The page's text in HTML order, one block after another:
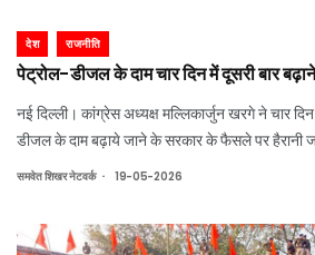
देश राजनीति
पेट्रोल-डीजल के दाम चार दिन में दूसरी बार
नई दिल्ली। कांग्रेस अध्यक्ष मल्लिकार्जुन खरगे ने चार
डीजल के दाम बढ़ाये जाने के सरकार के फैसले पर हैरानी
नरेन्द्र मोदी को इस बारे में जनता को जवाब देना
समवेत शिखर नेटवर्क . 19-05-2026